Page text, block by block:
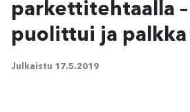
parkettitehtaalla
puolittui ja palkka
Julkaistu 17.5.2019